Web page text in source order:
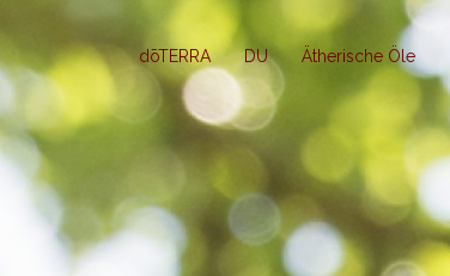
dōTERRA DU Ätherische Öle